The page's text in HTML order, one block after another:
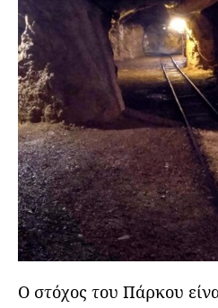
Ο στόχος του Πάρκου